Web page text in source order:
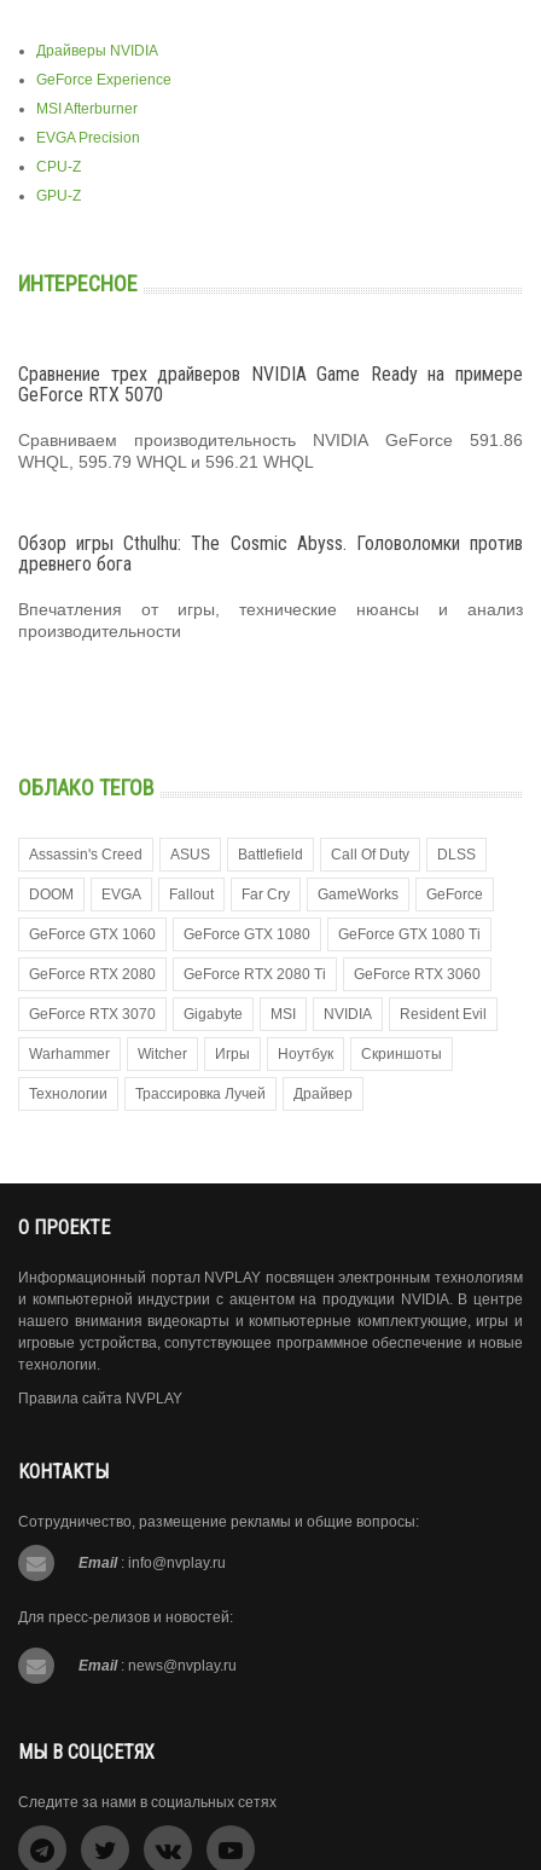
Драйверы NVIDIA
GeForce Experience
MSI Afterburner
EVGA Precision
CPU-Z
GPU-Z
ИНТЕРЕСНОЕ
Сравнение трех драйверов NVIDIA Game Ready на примере
GeForce RTX 5070
Сравниваем производительность NVIDIA GeForce 591.86
WHQL, 595.79 WHQL и 596.21 WHQL
Обзор игры Cthulhu: The Cosmic Abyss. Головоломки против
древнего бога
Впечатления от игры, технические нюансы и анализ
производительности
ОБЛАКО ТЕГОВ
Assassin's Creed ASUS Battlefield Call Of Duty DLSS
DOOM EVGA Fallout Far Cry GameWorks GeForce
GeForce GTX 1060 GeForce GTX 1080 GeForce GTX 1080 Ti
GeForce RTX 2080 GeForce RTX 2080 Ti GeForce RTX 3060
GeForce RTX 3070 Gigabyte MSI NVIDIA Resident Evil
Warhammer Witcher Игры Ноутбук Скриншоты
Технологии Трассировка Лучей Драйвер
О ПРОЕКТЕ
Информационный портал NVPLAY посвящен электронным технологиям
и компьютерной индустрии с акцентом на продукции NVIDIA. В центре
нашего внимания видеокарты и компьютерные комплектующие, игры и
игровые устройства, сопутствующее программное обеспечение и новые
технологии.
Правила сайта NVPLAY
КОНТАКТЫ
Сотрудничество, размещение рекламы и общие вопросы:
Email : info@nvplay.ru
Для пресс-релизов и новостей:
Email : news@nvplay.ru
МЫ В СОЦСЕТЯХ
Следите за нами в социальных сетях